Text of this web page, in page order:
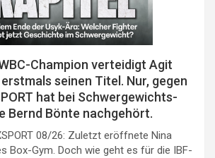
Champion verteidigt Agit
seinen Titel. Nur, gegen
hat bei Schwergewichts-
Bernd Bönte nachgehört.
08/26: Zuletzt eröffnete Nina
Box-Gym. Doch wie geht es für die IBF-